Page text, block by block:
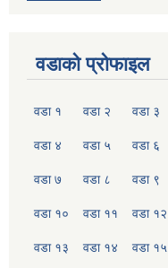
वडाको प्रोफाइल
वडा १ वडा २ वडा ३
वडा ४ वडा ५ वडा ६
वडा ७ वडा ८ वडा ९
वडा १० वडा ११ वडा १२
वडा १३ वडा १४ वडा १५